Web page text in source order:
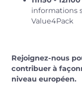
informations
Value4Pack
Rejoignez-nous
contribuer à
niveau européen.